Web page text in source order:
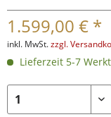
1.599,00 € *
inkl. MwSt.zzgl.
Lieferzeit 5-7